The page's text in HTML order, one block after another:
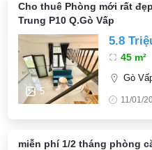
Cho thuê Phòng mới rất
Trung P10 Q.Gò Vấp
5
5.8
45 m²
Gò
11/01/
miễn phí 1/2 tháng phòng